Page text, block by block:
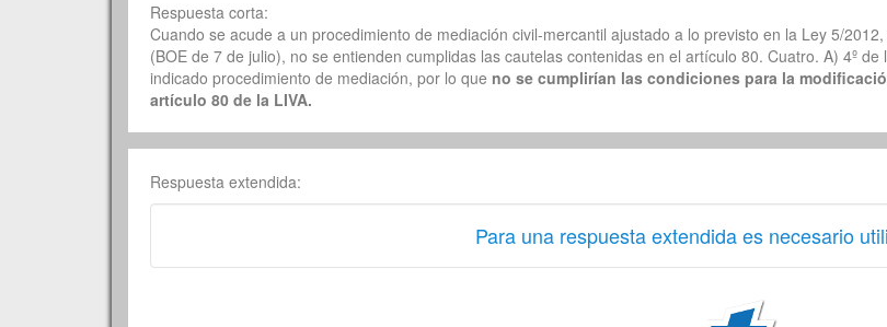
Respuesta corta:
Cuando se acude a un procedimiento de mediación civil-mercantil ajustado a lo previsto en la Ley 5/
(BOE de 7 de julio), no se entienden cumplidas las cautelas contenidas en el artículo 80. Cuatro. A) 4º
indicado procedimiento de mediación, por lo que no se cumplirían las condiciones para la
artículo 80 de la LIVA.
Respuesta extendida:
Para una respuesta extendida es necesario